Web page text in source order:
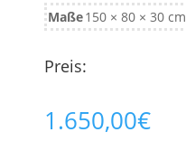
Maße150 × 80 × 30 cm
Preis:
1.650,00€